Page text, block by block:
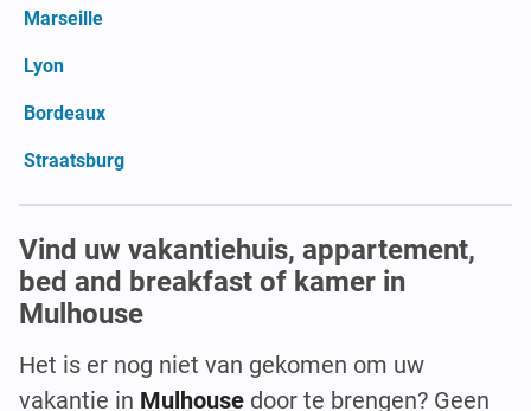
Marseille
Lyon
Bordeaux
Straatsburg
Vind uw vakantiehuis, appartement,
bed and breakfast of kamer in
Mulhouse
Het is er nog niet van gekomen om uw
vakantie in Mulhouse door te brengen? Geen